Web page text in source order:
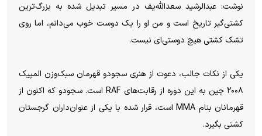
نوشت: عبدالرشید سعدالله‌یف در مسیر تبدیل شده به بزرگ‌ترین
کشتی‌گیر تاریخ است و من او را یک دوست خوب می‌دانم، اما روی
تشک کشتی هیچ دوستی‌ای نیست.
یکی از نکات جالب، دعوت از هنری سجودو قهرمان سبک‌وزن المپیک
۲۰۰۸ چین به این دوره از رقابت‌های RAF است. سجودو که اکنون از
قهرمانان بنام MMA است، قرار شده با یکی از عنوان‌داران گرجستان
کشتی بگیرد.